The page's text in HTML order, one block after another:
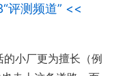
评测频道” <<
小厂更为擅长（例